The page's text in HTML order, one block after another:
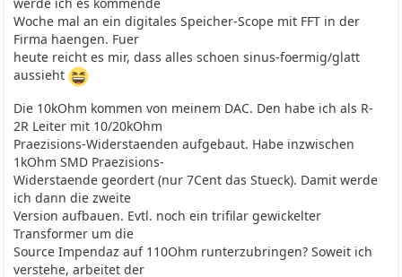
Woche mal an ein digitales Speicher-Scope mit FFT in der
Firma haengen. Fuer
heute reicht es mir, dass alles schoen sinus-foermig/glatt
aussieht
Die 10kOhm kommen von meinem DAC. Den habe ich als R-
2R Leiter mit 10/20kOhm
Praezisions-Widerstaenden aufgebaut. Habe inzwischen
1kOhm SMD Praezisions-
Widerstaende geordert (nur 7Cent das Stueck). Damit werde
ich dann die zweite
Version aufbauen. Evtl. noch ein trifilar gewickelter
Transformer um die
Source Impendaz auf 110Ohm runterzubringen? Soweit ich
verstehe, arbeitet der